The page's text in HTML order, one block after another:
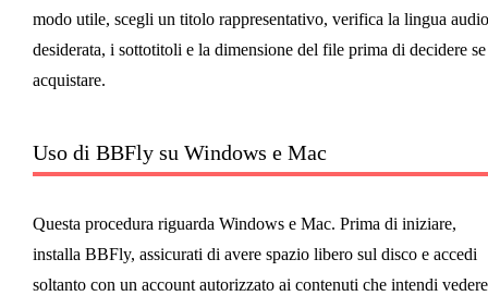
modo utile, scegli un titolo rappresentativo, verifica la lingua audio
desiderata, i sottotitoli e la dimensione del file prima di decidere se
acquistare.
Uso di BBFly su Windows e Mac
Questa procedura riguarda Windows e Mac. Prima di iniziare,
installa BBFly, assicurati di avere spazio libero sul disco e accedi
soltanto con un account autorizzato ai contenuti che intendi vedere